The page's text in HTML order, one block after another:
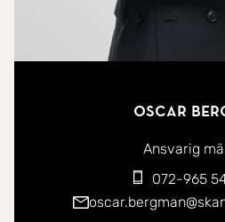
Oscar
Ansvarig
072-965